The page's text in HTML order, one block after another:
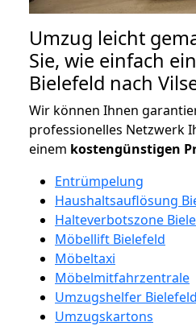
Umzug leicht
Sie, wie einfach
Bielefeld nach
Wir können Ihnen
professionelles Netzwerk
einem kostengünstigen
Entrümpelung
Haushaltsauflösung
Halteverbotszone
Möbellift Bielefeld
Möbeltaxi
Möbelmitfahrzentrale
Umzugshelfer Bielefeld
Umzugskartons